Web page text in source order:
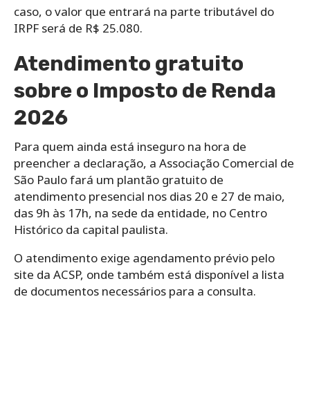
caso, o valor que entrará na parte tributável do
IRPF será de R$ 25.080.
Atendimento gratuito
sobre o Imposto de Renda
2026
Para quem ainda está inseguro na hora de
preencher a declaração, a Associação Comercial de
São Paulo fará um plantão gratuito de
atendimento presencial nos dias 20 e 27 de maio,
das 9h às 17h, na sede da entidade, no Centro
Histórico da capital paulista.
O atendimento exige agendamento prévio pelo
site da ACSP, onde também está disponível a lista
de documentos necessários para a consulta.